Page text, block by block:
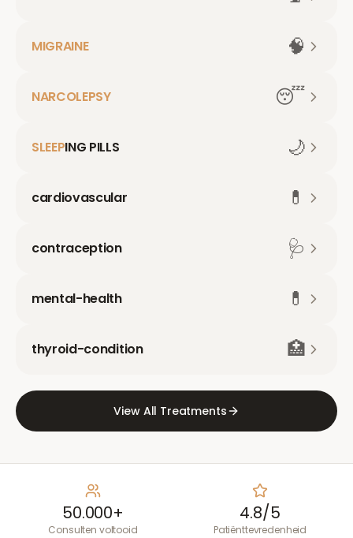
MIGRAINE 🧠
NARCOLEPSY 😴
SLEEPING PILLS 🌙
cardiovascular 💊
contraception 🩺
mental-health 💊
thyroid-condition 🏥
View All Treatments
50.000+
Consulten voltooid
4.8/5
Patiënttevredenheid